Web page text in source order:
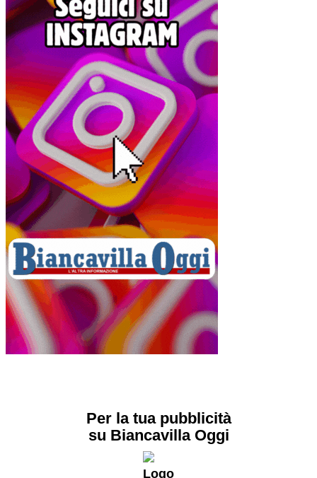
Per la tua pubblicità
su Biancavilla Oggi